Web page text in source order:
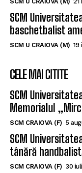
SCM
baschetbalist
SCM U CRAIOVA (M) 19
CELE MAI CITITE
SCM
Memorialul
SCM CRAIOVA (F) 5
SCM
tânără
SCM CRAIOVA (F) 30